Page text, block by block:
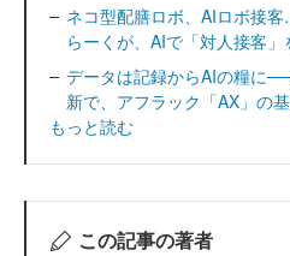
ネコ型配膳ロボ、AIロボ接
らーくが、AIで「対人接客
データは記録からAIの糧に
新で、アフラック「AX」の
もっと読む
この記事の著者